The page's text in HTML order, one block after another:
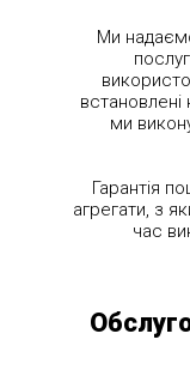
Ми
ми
Гарантія
агрегати, з
час